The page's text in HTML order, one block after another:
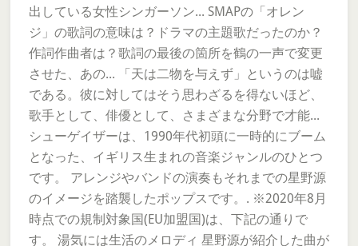
出している女性シンガーソン... SMAPの「オレン
ジ」の歌詞の意味は？ドラマの主題歌だったのか？
作詞作曲者は？歌詞の最後の箇所を鶴の一声で変更
させた、あの... 「天は二物を与えず」というのは嘘
である。彼に対してはそう思わざるを得ないほど、
歌手として、俳優として、さまざまな分野で才能...
シューゲイザーは、1990年代初頭に一時的にブーム
となった、イギリス生まれの音楽ジャンルのひとつ
です。 アレンジやバンドの演奏もそれまでの星野源
のイメージを踏襲したポップスです。. ※2020年8月
時点での規制対象国(EU加盟国)は、下記の通りで
す。 湯気には生活のメロディ 星野源が紹介した曲が